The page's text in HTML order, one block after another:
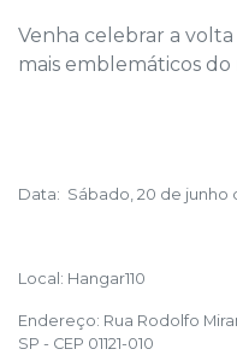
Venha celebrar a
mais emblemáticos do
Data: Sábado, 20 de junho
Local: Hangar110
Endereço: Rua Rodolfo
SP - CEP 01121-010